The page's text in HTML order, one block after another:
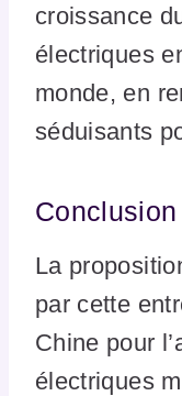
croissance
électriques
monde, en
séduisants
Conclusion
La
par cette
Chine pour
électriques